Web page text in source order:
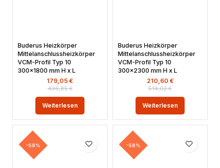
Buderus Heizkörper
Mittelanschlussheizkörper
VCM-Profil Typ 10
300×1800 mm H x L
436,85€
179,05 €
Weiterlesen
Buderus Heizkörper
Mittelanschlussheizkörper
VCM-Profil Typ 10
300×2300 mm H x L
514,02€
210,60 €
Weiterlesen
-58% -58%